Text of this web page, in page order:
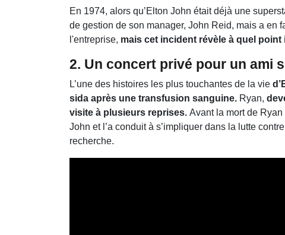
En 1974, alors qu’Elton John était déjà une
de gestion de son manager, John Reid, mais a en
l'entreprise, mais cet incident révèle à quel
2. Un concert privé pour un ami
L’une des histoires les plus touchantes de la vie
sida après une transfusion sanguine. Ryan,
visite à plusieurs reprises. Avant la mort de
John et l’a conduit à s’impliquer dans la lutte
recherche.